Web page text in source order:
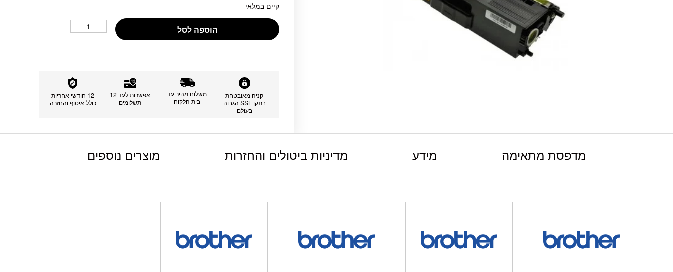
קיים במלאי
הוספה לסל
קניה מאובטחת
בתקן SSL הגבוה
בעולם
משלוח מהיר עד
בית הלקוח
אפשרות לעד 12
תשלומים
12 חודשי אחריות
כולל איסוף והחזרה
מדפסת מתאימה מידע מדיניות ביטולים והחזרות מוצרים נוספים